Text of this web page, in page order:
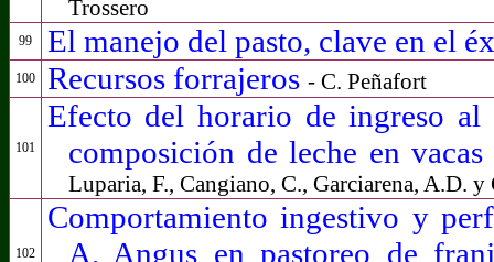
Trossero
99 El manejo del pasto, clave en el
100 Recursos forrajeros - C. Peñafort
101
Efecto del horario de ingreso
composición de leche en
Luparia, F., Cangiano, C., Garciarena, A.D.
102
Comportamiento ingestivo y
A. Angus en pastoreo de